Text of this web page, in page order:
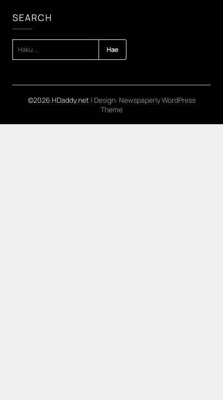
SEARCH
©2026 HDaddy.net | Design: Newspaperly WordPress
Theme